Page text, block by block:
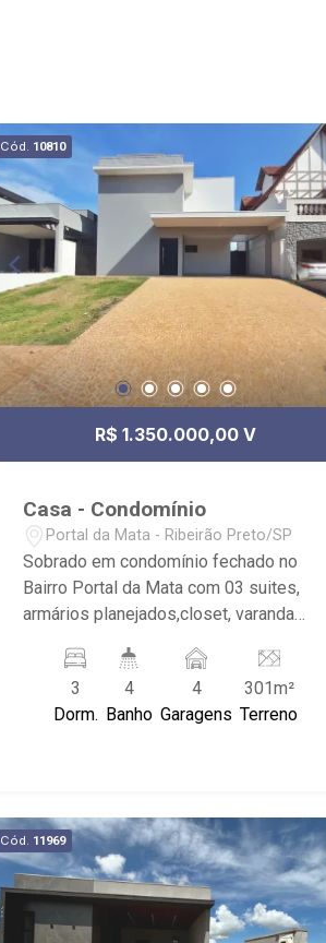
Cód. 10810
R$ 1.350.000,00 V
Casa - Condomínio
Portal da Mata - Ribeirão Preto/SP
Sobrado em condomínio fechado no
Bairro Portal da Mata com 03 suites,
armários planejados,closet, varanda
vagas de garagem. - 03 suites,
armários planejados,closet. - lavabo. -
sala de estar com painel de tv, sala de
gourmet com churrasqueira. - piscina. -
quintal com corredor lateral. - 04 vagas
de garagem sendo 02 cobertas. -
Condomínio com Churrasqueira, Espaço
Gourmet, Fitness, Piscina Adulto,
3
Dorm.
4
Banho
4
Garagens
301m²
Terreno
Cód. 11969